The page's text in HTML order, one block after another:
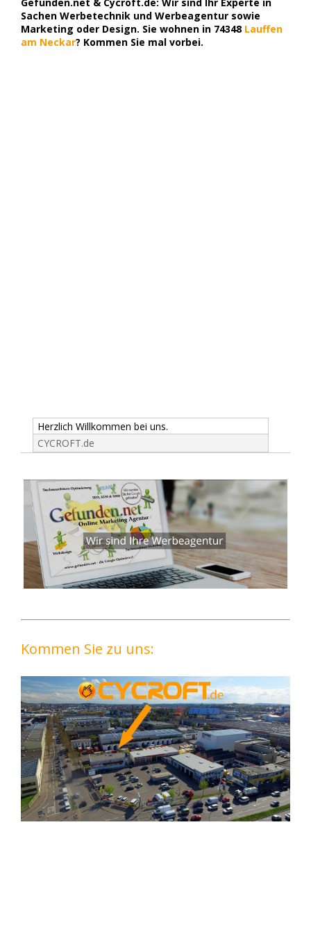
Sachen Werbetechnik und Werbeagentur sowie
Marketing oder Design. Sie wohnen in 74348 Lauffen
am Neckar? Kommen Sie mal vorbei.
Herzlich Willkommen bei uns.
CYCROFT.de
Kommen Sie zu uns: